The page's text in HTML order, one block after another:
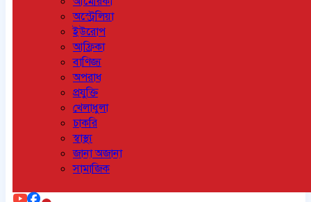
অস্ট্রেলিয়া
ইউরোপ
আফ্রিকা
বাণিজ্য
অপরাধ
প্রযুক্তি
খেলাধুলা
চাকরি
স্বাস্থ্য
জানা অজানা
সামাজিক